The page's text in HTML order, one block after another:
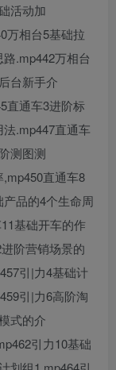
活动加
万相台5基础拉
.mp442万相台
台新手介
直通车3进阶标
.mp447直通车
测图测
直通车8
品的4个生命周
基础开车的作
阶营销场景的
引|力4基础计
引|力6高阶淘
式的介
引力10基础